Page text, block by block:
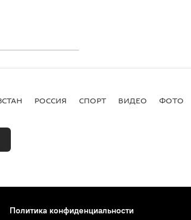
РОССИЯ СПОРТ ВИДЕО ФОТО
Политика конфиденциальности